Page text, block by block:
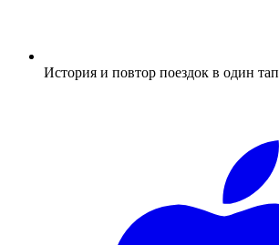
История и повтор поездок в один тап